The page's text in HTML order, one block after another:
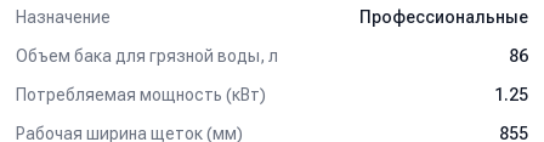
Назначение
Профессиональные
Объем бака для грязной воды, л
86
Потребляемая мощность (кВт)
1.25
Рабочая ширина щеток (мм)
855